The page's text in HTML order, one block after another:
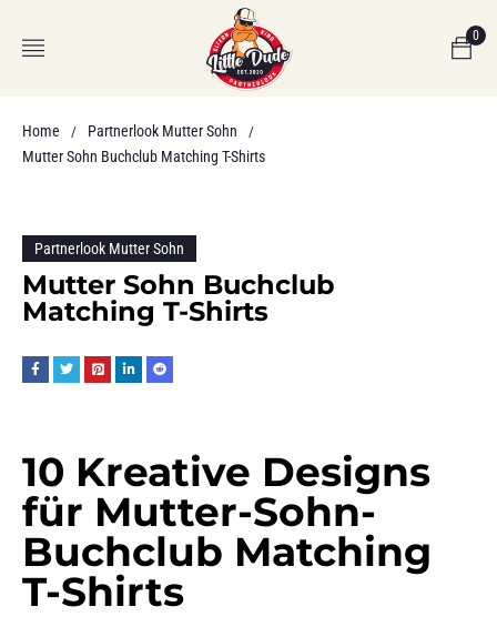
0
Home / Partnerlook Mutter Sohn /
Mutter Sohn Buchclub Matching T-Shirts
Partnerlook Mutter Sohn
Mutter Sohn Buchclub
Matching T-Shirts
10 Kreative Designs
für Mutter-Sohn-
Buchclub Matching
T-Shirts